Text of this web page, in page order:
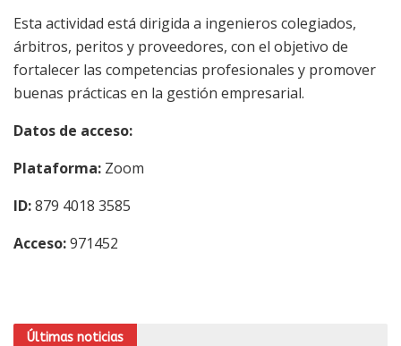
Esta actividad está dirigida a ingenieros colegiados,
árbitros, peritos y proveedores, con el objetivo de
fortalecer las competencias profesionales y promover
buenas prácticas en la gestión empresarial.
Datos de acceso:
Plataforma: Zoom
ID:879 4018 3585
Acceso:971452
Últimas noticias